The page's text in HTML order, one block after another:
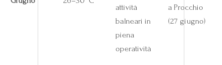
attività
balneari in
piena
operatività
a Procchio
(27 giugno)